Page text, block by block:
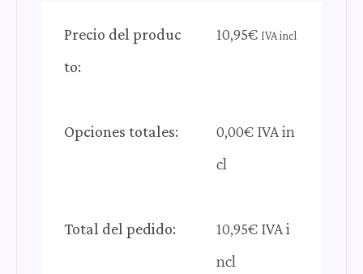
Precio del produc
to:
10,95€ IVA incl
Opciones totales:
0,00€ IVA in
cl
Total del pedido:
10,95€ IVA i
ncl